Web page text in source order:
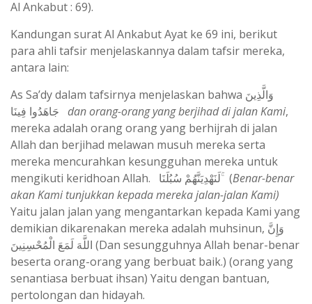
Al Ankabut : 69).
Kandungan surat Al Ankabut Ayat ke 69 ini, berikut
para ahli tafsir menjelaskannya dalam tafsir mereka,
antara lain:
As Sa’dy dalam tafsirnya menjelaskan bahwa وَالَّذِينَ
dan orang-orang yang berjihad di jalan Kami,
mereka adalah orang orang yang berhijrah di jalan
Allah dan berjihad melawan musuh mereka serta
mereka mencurahkan kesungguhan mereka untuk
mengikuti keridhoan Allah.
لَنَهْدِيَنَّهُمْ سُبُلَنَا ۚ (Benar-benar
akan Kami tunjukkan kepada mereka jalan-jalan Kami)
Yaitu jalan jalan yang mengantarkan kepada Kami yang
demikian dikarenakan mereka adalah muhsinun, وَإِنَّ
(Dan sesungguhnya Allah benar-benar
beserta orang-orang yang berbuat baik.) (orang yang
senantiasa berbuat ihsan) Yaitu dengan bantuan,
pertolongan dan hidayah.